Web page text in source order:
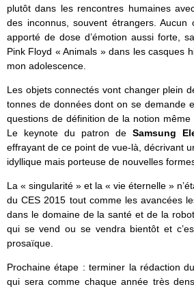
plutôt dans les rencontres humaines
des inconnus, souvent étrangers. Aucun
apporté de dose d’émotion aussi forte,
Pink Floyd « Animals » dans les casques
mon adolescence.
Les objets connectés vont changer plein
tonnes de données dont on se demande
questions de définition de la notion même
Le keynote du patron de Samsung
effrayant de ce point de vue-là, décrivant
idyllique mais porteuse de nouvelles
La « singularité » et la « vie éternelle »
du CES 2015 tout comme les avancées
dans le domaine de la santé et de la
qui se vend ou se vendra bientôt et
prosaïque.
Prochaine étape : terminer la rédaction
qui sera comme chaque année très